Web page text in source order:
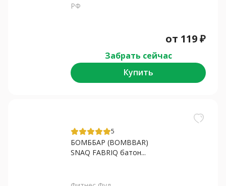
РФ
от 119₽
Забрать сейчас
Купить
5
БОМББАР (BOMBBAR)
SNAQ FABRIQ батон...